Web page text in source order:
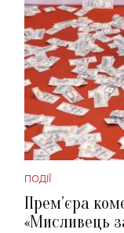
ПОДІЇ
Прем’єра
«Мисливець